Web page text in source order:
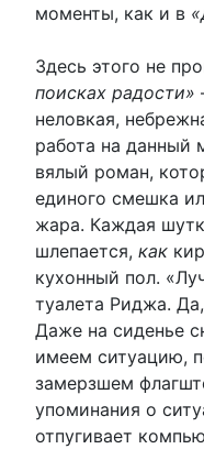
моменты, как и в
Здесь этого не
поисках радости»
неловкая,
работа на данный
вялый роман,
единого смешка
жара. Каждая
шлепается, как
кухонный пол.
туалета Риджа.
Даже на сиденье
имеем ситуацию,
замерзшем
упоминания о
отпугивает